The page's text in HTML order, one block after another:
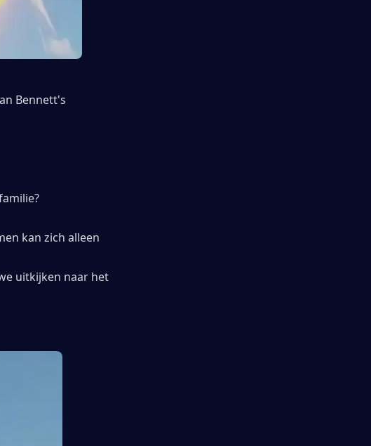
Bennett's
kan zich alleen
uitkijken naar het